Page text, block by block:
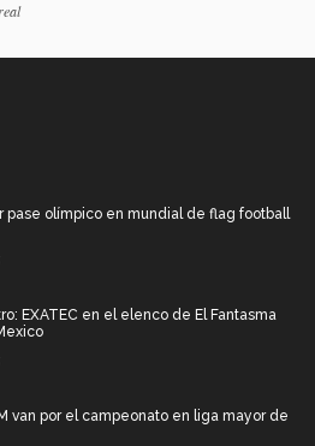
pase olímpico en mundial de flag football
EXATEC en el elenco de El Fantasma
van por el campeonato en liga mayor de